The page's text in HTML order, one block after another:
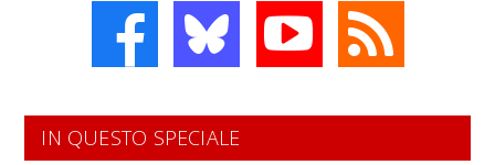
IN QUESTO SPECIALE